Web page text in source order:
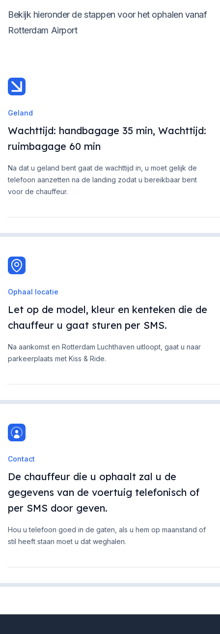
Bekijk hieronder de stappen voor het ophalen vanaf
Rotterdam Airport
Geland
Wachttijd: handbagage 35 min, Wachttijd:
ruimbagage 60 min
Na dat u geland bent gaat de wachttijd in, u moet gelijk de
telefoon aanzetten na de landing zodat u bereikbaar bent
voor de chauffeur.
Ophaal locatie
Let op de model, kleur en kenteken die de
chauffeur u gaat sturen per SMS.
Na aankomst en Rotterdam Luchthaven uitloopt, gaat u naar
parkeerplaats met Kiss & Ride.
Contact
De chauffeur die u ophaalt zal u de
gegevens van de voertuig telefonisch of
per SMS door geven.
Hou u telefoon goed in de gaten, als u hem op maanstand of
stil heeft staan moet u dat weghalen.